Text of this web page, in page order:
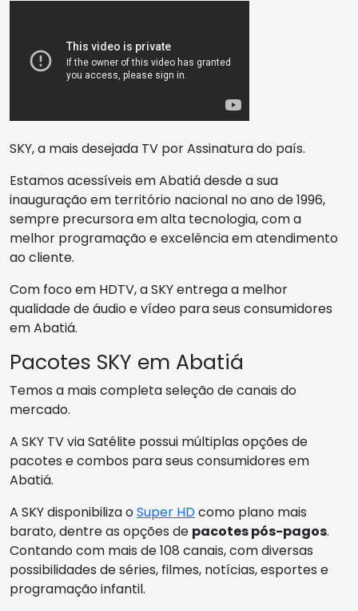
SKY, a mais desejada TV por Assinatura do país.
Estamos acessíveis em Abatiá desde a sua
inauguração em território nacional no ano de 1996,
sempre precursora em alta tecnologia, com a
melhor programação e excelência em atendimento
ao cliente.
Com foco em HDTV, a SKY entrega a melhor
qualidade de áudio e vídeo para seus consumidores
em Abatiá.
Pacotes SKY em Abatiá
Temos a mais completa seleção de canais do
mercado.
A SKY TV via Satélite possui múltiplas opções de
pacotes e combos para seus consumidores em
Abatiá.
A SKY disponibiliza oSuper HDcomo plano mais
barato, dentre as opções de pacotes pós-pagos.
Contando com mais de 108 canais, com diversas
possibilidades de séries, filmes, notícias, esportes e
programação infantil.